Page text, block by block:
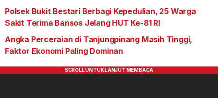
Polsek Bukit Bestari Berbagi Kepedulian, 25 Warga
Sakit Terima Bansos Jelang HUT Ke-81 RI
Angka Perceraian di Tanjungpinang Masih Tinggi,
Faktor Ekonomi Paling Dominan